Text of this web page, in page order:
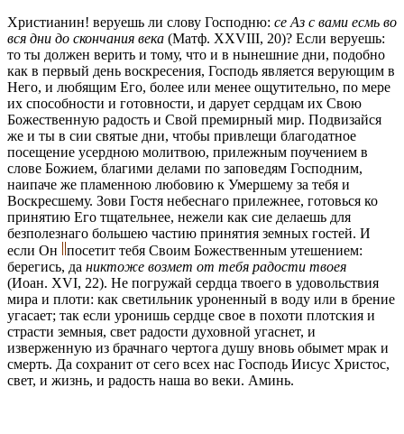
Христианин! веруешь ли слову Господню: се Аз с вами есмь во
вся дни до скончания века (Матф. XXVIII, 20)? Если веруешь:
то ты должен верить и тому, что и в нынешние дни, подобно
как в первый день воскресения, Господь является верующим в
Него, и любящим Его, более или менее ощутительно, по мере
их способности и готовности, и дарует сердцам их Свою
Божественную радость и Свой премирный мир. Подвизайся
же и ты в сии святые дни, чтобы привлещи благодатное
посещение усердною молитвою, прилежным поучением в
слове Божием, благими делами по заповедям Господним,
наипаче же пламенною любовию к Умершему за тебя и
Воскресшему. Зови Гостя небеснаго прилежнее, готовься ко
принятию Его тщательнее, нежели как сие делаешь для
безполезнаго большею частию принятия земных гостей. И
если Он
посетит тебя Своим Божественным утешением:
берегись, да никтоже возмет от тебя радости твоея
(Иоан. XVI, 22). Не погружай сердца твоего в удовольствия
мира и плоти: как светильник уроненный в воду или в брение
угасает; так если уронишь сердце свое в похоти плотския и
страсти земныя, свет радости духовной угаснет, и
изверженную из брачнаго чертога душу вновь обымет мрак и
смерть. Да сохранит от сего всех нас Господь Иисус Христос,
свет, и жизнь, и радость наша во веки. Аминь.